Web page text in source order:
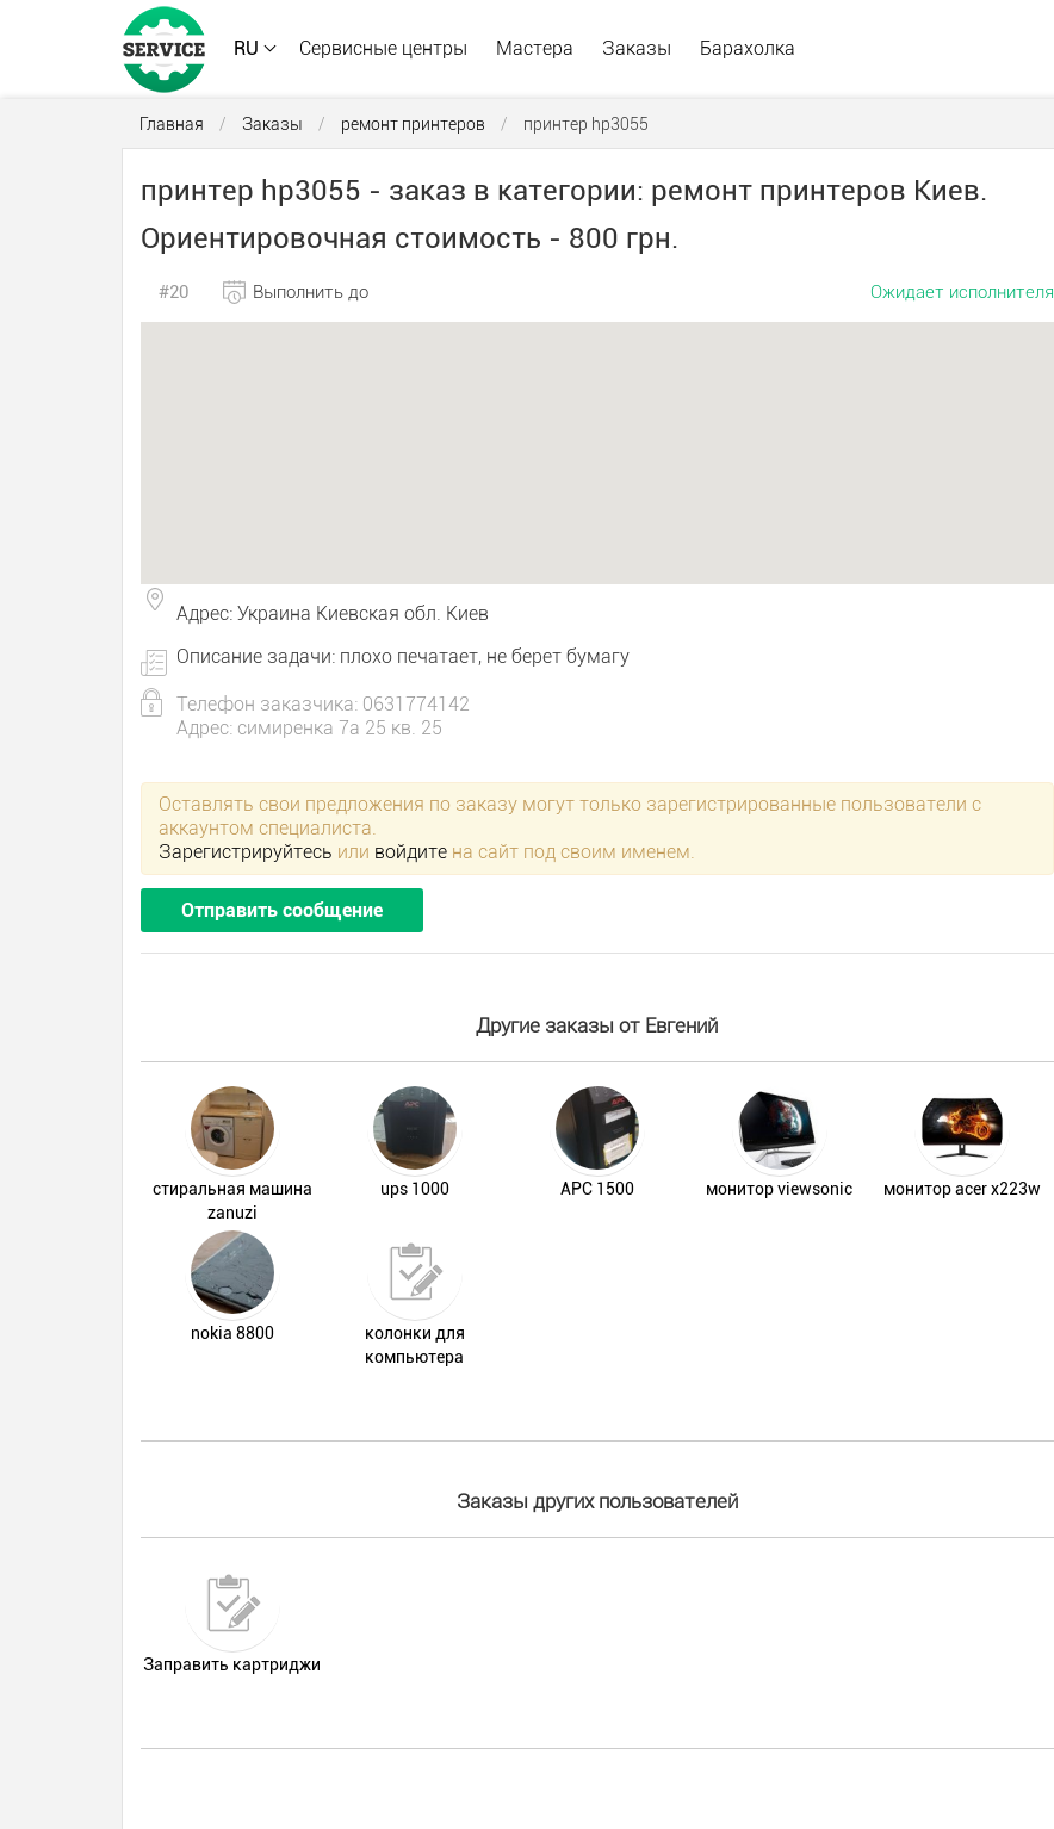
RU Сервисные центры Мастера Заказы Барахолка
Главная / Заказы / ремонт принтеров / принтер hp3055
принтер hp3055 - заказ в категории: ремонт принтеров Киев.
Ориентировочная стоимость - 800 грн.
#20 Ожидает исполнителя
Выполнить до
Адрес: Украина Киевская обл. Киев
Описание задачи: плохо печатает, не берет бумагу
Телефон заказчика: 0631774142
Адрес: симиренка 7а 25 кв. 25
Оставлять свои предложения по заказу могут только зарегистрированные пользователи с
аккаунтом специалиста.
Зарегистрируйтесь или войдите на сайт под своим именем.
Отправить сообщение
Другие заказы от Евгений
стиральная машина
zanuzi
ups 1000 APC 1500 монитор viewsonic монитор acer x223w
nokia 8800
колонки для
компьютера
Заказы других пользователей
Заправить картриджи